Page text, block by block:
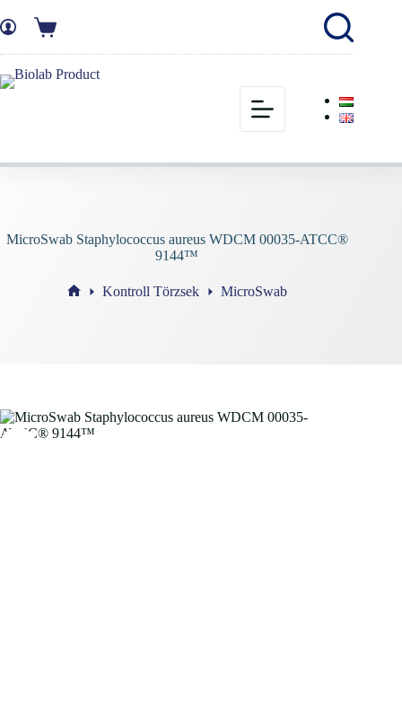
MicroSwab Staphylococcus aureus WDCM 00035-ATCC®
9144™
Kontroll Törzsek MicroSwab